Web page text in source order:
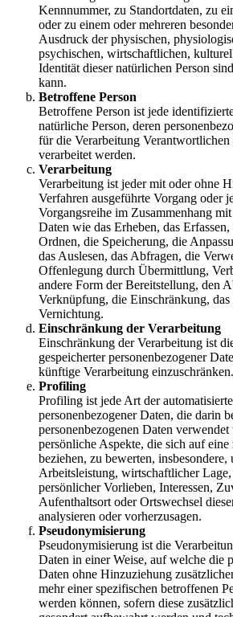
Kennnummer, zu Standortdaten, zu
oder zu einem oder mehreren
Ausdruck der physischen,
psychischen, wirtschaftlichen,
Identität dieser natürlichen Person
kann.
Betroffene Person
Betroffene Person ist jede
natürliche Person, deren
für die Verarbeitung Verantwortlichen
verarbeitet werden.
Verarbeitung
Verarbeitung ist jeder mit oder ohne
Verfahren ausgeführte Vorgang oder
Vorgangsreihe im Zusammenhang
Daten wie das Erheben, das
Ordnen, die Speicherung, die
das Auslesen, das Abfragen, die
Offenlegung durch Übermittlung,
andere Form der Bereitstellung, den
Verknüpfung, die Einschränkung,
Vernichtung.
Einschränkung der Verarbeitung
Einschränkung der Verarbeitung ist
gespeicherter personenbezogener
künftige Verarbeitung einzuschränken.
Profiling
Profiling ist jede Art der
personenbezogener Daten, die darin
personenbezogenen Daten
persönliche Aspekte, die sich auf eine
beziehen, zu bewerten,
Arbeitsleistung, wirtschaftlicher Lage,
persönlicher Vorlieben, Interessen,
Aufenthaltsort oder Ortswechsel
analysieren oder vorherzusagen.
Pseudonymisierung
Pseudonymisierung ist die
Daten in einer Weise, auf welche die
Daten ohne Hinzuziehung
mehr einer spezifischen betroffenen
werden können, sofern diese